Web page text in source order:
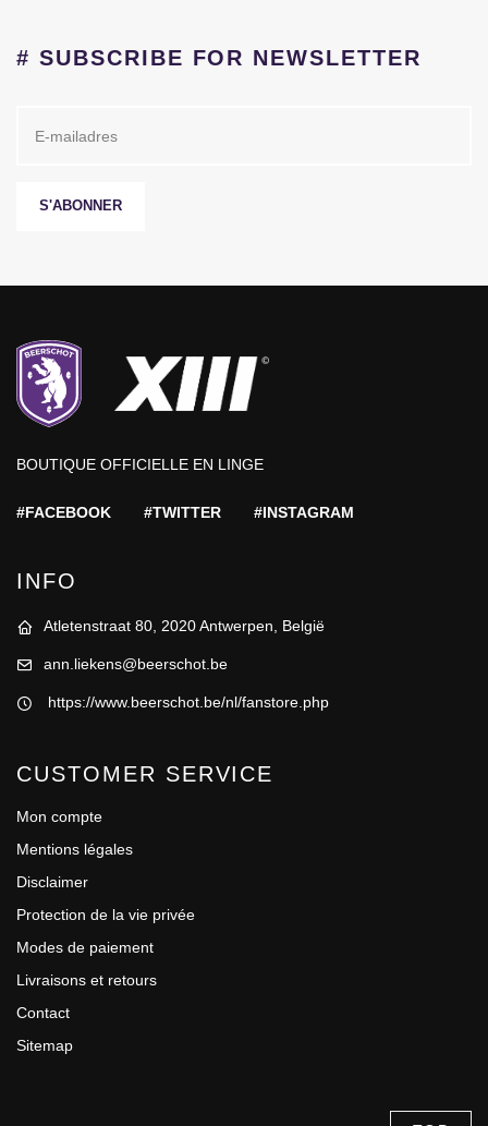
# SUBSCRIBE FOR NEWSLETTER
S'ABONNER
BOUTIQUE OFFICIELLE EN LINGE
#FACEBOOK #TWITTER #INSTAGRAM
INFO
Atletenstraat 80, 2020 Antwerpen, België
ann.liekens@beerschot.be
https://www.beerschot.be/nl/fanstore.php
CUSTOMER SERVICE
Mon compte
Mentions légales
Disclaimer
Protection de la vie privée
Modes de paiement
Livraisons et retours
Contact
Sitemap